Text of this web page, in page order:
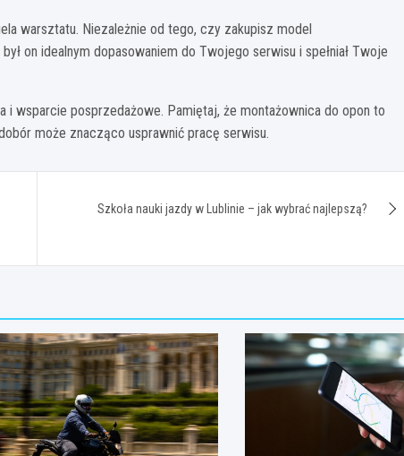
warsztatu. Niezależnie od tego, czy zakupisz model
on idealnym dopasowaniem do Twojego serwisu i spełniał Twoje
wsparcie posprzedażowe. Pamiętaj, że montażownica do opon to
może znacząco usprawnić pracę serwisu.
Szkoła nauki jazdy w Lublinie – jak wybrać najlepszą?